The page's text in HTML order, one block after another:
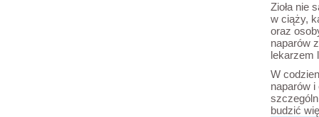
Zioła nie
w ciąży,
oraz
naparów
lekarzem
W
naparów
budzić